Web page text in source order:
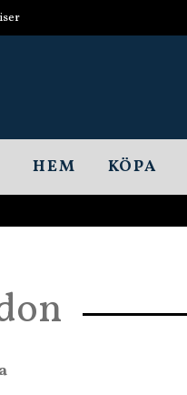
HEM KÖPA